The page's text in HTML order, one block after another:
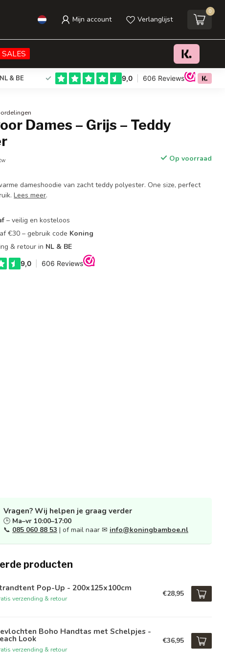
Mijn account Verlanglijst
0
SALES
NL & BE
Toevoegen aan winkelwagen
Dames – Grijs – Teddy
Op voorraad
dameshoodie van zacht teddy polyester. One size, perfect
Lees meer.
– veilig en kosteloos
€30 – gebruik code Koning
& retour in NL & BE
Vragen? Wij helpen je graag verder
🕒 Ma–vr 10:00–17:00
📞 085 060 88 53 | of mail naar ✉ info@koningbamboe.nl
producten
Pop-Up - 200x125x100cm
verzending & retour
€28,95
Boho Handtas met Schelpjes -
Look
verzending & retour
€36,95